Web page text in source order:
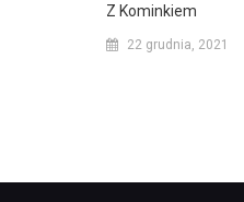
Z Kominkiem
22 grudnia, 2021